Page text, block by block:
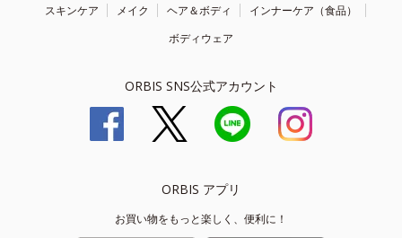
スキンケア メイク ヘア＆ボディ
インナーケア（食品）
ボディウェア
ORBIS SNS公式アカウント
ORBIS アプリ
お買い物をもっと楽しく、便利に！